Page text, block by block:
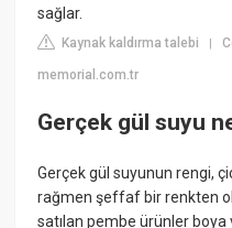
sağlar.
Kaynak kaldırma talebi |
memorial.com.tr
Gerçek gül suyu
Gerçek gül suyunun rengi,
rağmen şeffaf bir renkten
satılan pembe ürünler